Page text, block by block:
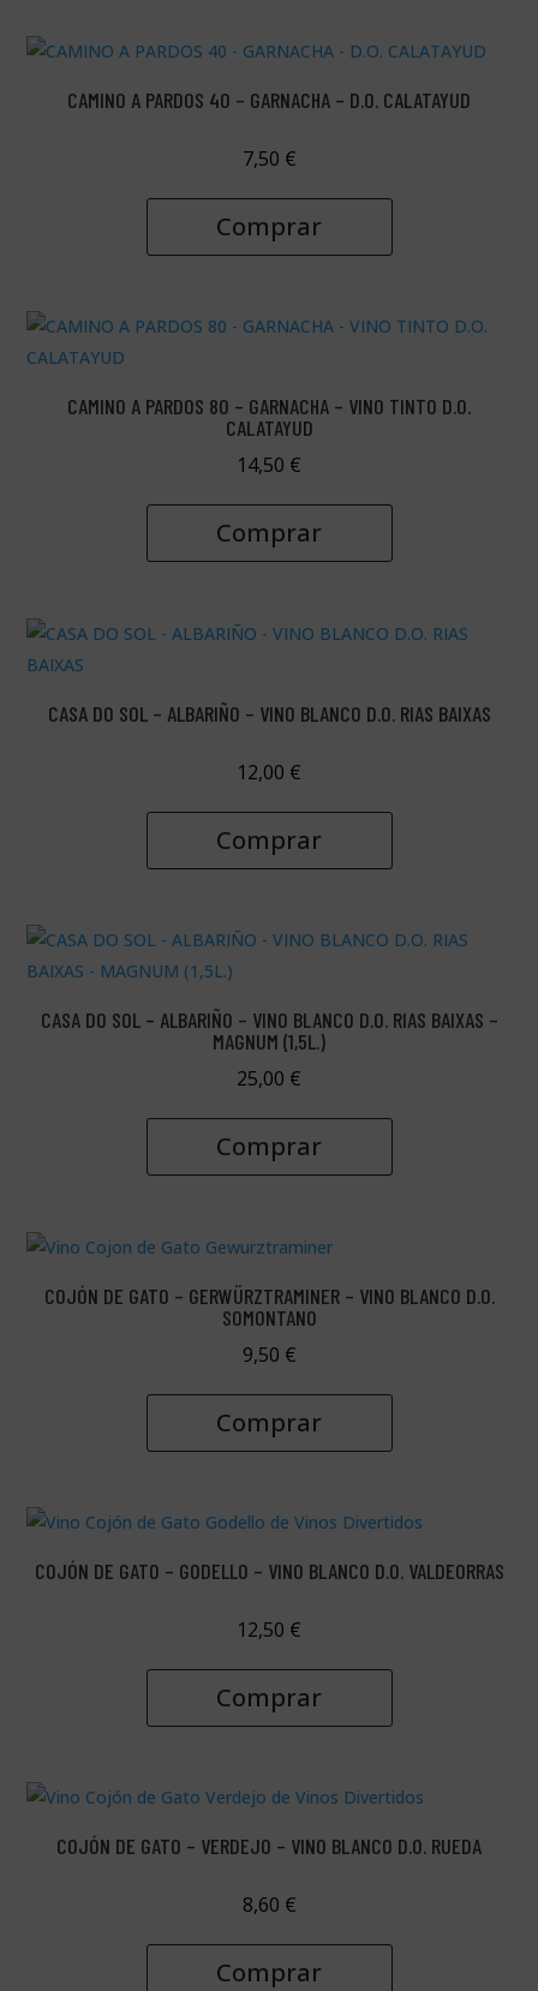
CAMINO A PARDOS 40 – GARNACHA – D.O. CALATAYUD
7,50 €
Comprar
CAMINO A PARDOS 80 – GARNACHA – VINO TINTO D.O.
CALATAYUD
14,50 €
Comprar
CASA DO SOL – ALBARIÑO – VINO BLANCO D.O. RIAS BAIXAS
12,00 €
Comprar
CASA DO SOL – ALBARIÑO – VINO BLANCO D.O. RIAS BAIXAS –
MAGNUM (1,5L.)
25,00 €
Comprar
COJÓN DE GATO – GERWÜRZTRAMINER – VINO BLANCO D.O.
SOMONTANO
9,50 €
Comprar
COJÓN DE GATO – GODELLO – VINO BLANCO D.O. VALDEORRAS
12,50 €
Comprar
COJÓN DE GATO – VERDEJO – VINO BLANCO D.O. RUEDA
8,60 €
Comprar